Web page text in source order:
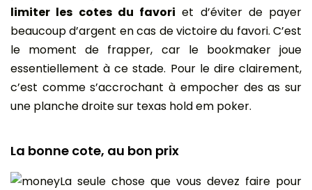
limiter les cotes du favori et d’éviter de payer
beaucoup d’argent en cas de victoire du favori. C’est
le moment de frapper, car le bookmaker joue
essentiellement à ce stade. Pour le dire clairement,
c’est comme s’accrochant à empocher des as sur
une planche droite sur texas hold em poker.
La bonne cote, au bon prix
La seule chose que vous devez faire pour